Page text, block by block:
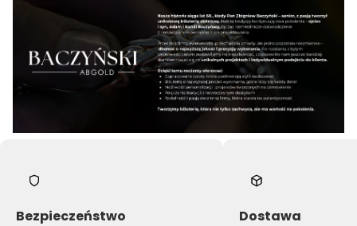
Bezpieczeństwo Dostawa